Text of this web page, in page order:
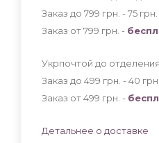
Заказ до 799 грн. - 75 грн
Заказ от 799 грн. -
Укрпочтой до
Заказ до 499 грн. - 40 грн
Заказ от 499 грн. -
Детальнее о доставке